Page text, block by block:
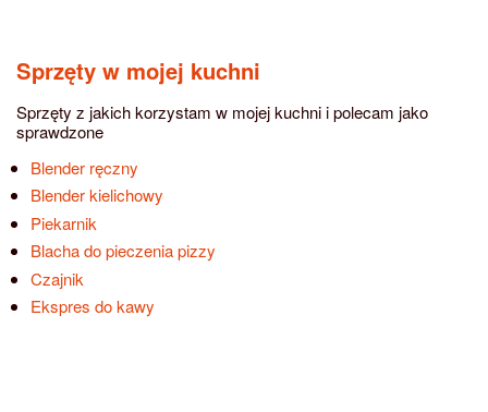
Sprzęty w mojej kuchni
Sprzęty z jakich korzystam w mojej kuchni i polecam jako
sprawdzone
Blender ręczny
Blender kielichowy
Piekarnik
Blacha do pieczenia pizzy
Czajnik
Ekspres do kawy